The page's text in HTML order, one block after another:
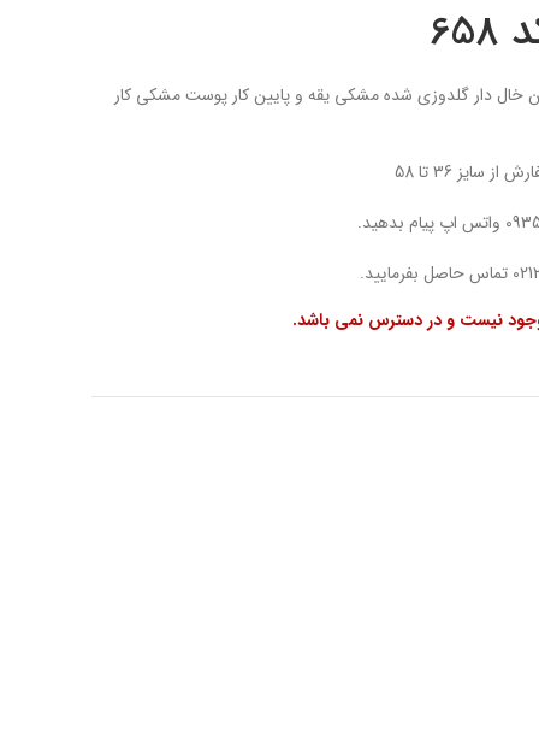
خال دار گلدوزی شده مشکی یقه و پایین کار پوست مشکی کار
36 تا 58
نیست و در دسترس نمی باشد.